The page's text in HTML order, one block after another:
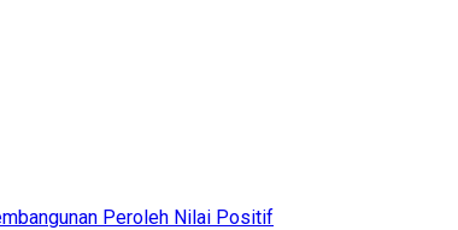
Peroleh Nilai Positif